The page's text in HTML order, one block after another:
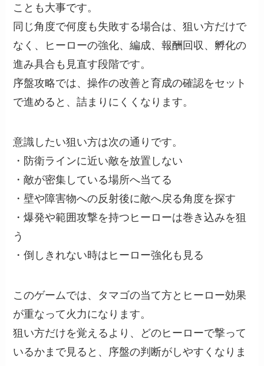
ことも大事です。
同じ角度で何度も失敗する場合は、狙い方だけで
なく、ヒーローの強化、編成、報酬回収、孵化の
進み具合も見直す段階です。
序盤攻略では、操作の改善と育成の確認をセット
で進めると、詰まりにくくなります。
意識したい狙い方は次の通りです。
・防衛ラインに近い敵を放置しない
・敵が密集している場所へ当てる
・壁や障害物への反射後に敵へ戻る角度を探す
・爆発や範囲攻撃を持つヒーローは巻き込みを狙
う
・倒しきれない時はヒーロー強化も見る
このゲームでは、タマゴの当て方とヒーロー効果
が重なって火力になります。
狙い方だけを覚えるより、どのヒーローで撃って
いるかまで見ると、序盤の判断がしやすくなりま